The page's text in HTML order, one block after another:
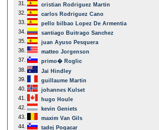
31.
cristian Rodriguez Martin
32.
carlos Rodriguez Cano
33.
pello bilbao Lopez De Armentia
34.
santiago Buitrago Sanchez
35.
juan Ayuso Pesquera
36.
matteo Jorgenson
37.
primo� Roglic
38.
Jai Hindley
39.
guillaume Martin
40.
johannes Kulset
41.
hugo Houle
42.
kevin Geniets
43.
maxim Van Gils
44.
tadej Pogacar